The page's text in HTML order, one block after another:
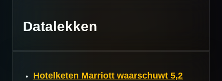
Datalekken
Hotelketen Marriott waarschuwt 5,2